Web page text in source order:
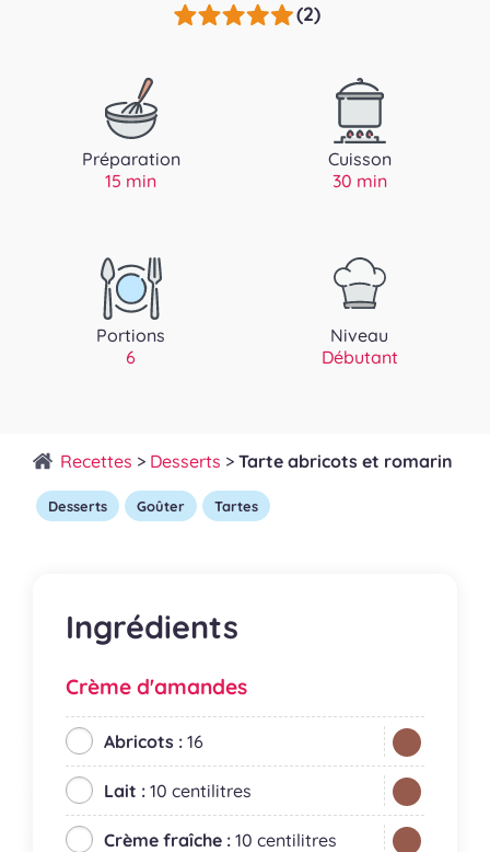
(2)
Préparation
15 min
Cuisson
30 min
Portions
6
Niveau
Débutant
Recettes > Desserts > Tarte abricots et romarin
Desserts Goûter Tartes
Ingrédients
Crème d'amandes
Abricots : 16
Lait : 10 centilitres
Crème fraîche : 10 centilitres